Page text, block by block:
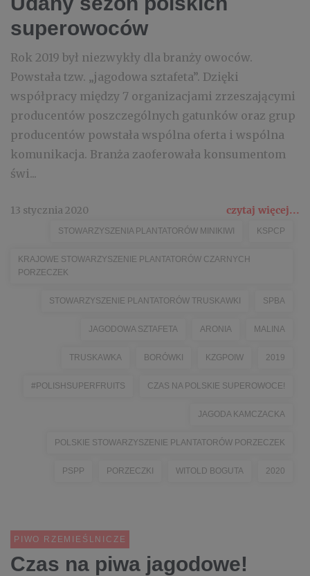
superowoców
Rok 2019 był niezwykły dla branży owoców.
Powstała tzw. „jagodowa sztafeta”. Dzięki
współpracy między 7 organizacjami zrzeszającymi
producentów poszczególnych gatunków oraz grup
producentów powstała wspólna oferta i wspólna
komunikacja. Branża zaoferowała konsumentom
świ...
13 stycznia 2020 czytaj więcej...
STOWARZYSZENIA PLANTATORÓW MINIKIWI KSPCP
KRAJOWE STOWARZYSZENIE PLANTATORÓW CZARNYCH
PORZECZEK
STOWARZYSZENIE PLANTATORÓW TRUSKAWKI SPBA
JAGODOWA SZTAFETA ARONIA MALINA
TRUSKAWKA BORÓWKI KZGPOIW 2019
#POLISHSUPERFRUITS CZAS NA POLSKIE SUPEROWOCE!
JAGODA KAMCZACKA
POLSKIE STOWARZYSZENIE PLANTATORÓW PORZECZEK
PSPP PORZECZKI WITOLD BOGUTA 2020
PIWO RZEMIEŚLNICZE
Czas na piwa jagodowe!